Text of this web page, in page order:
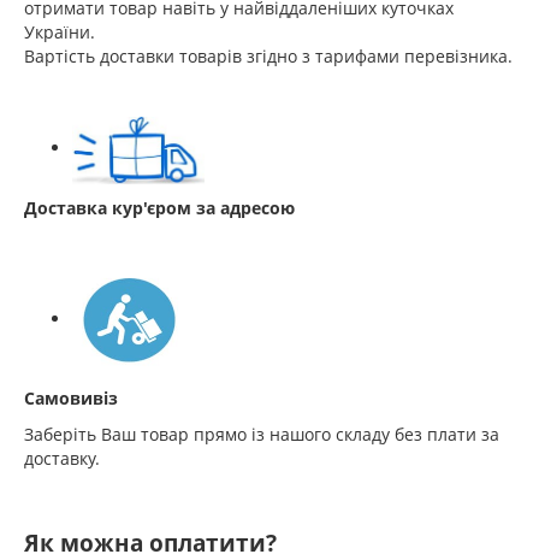
отримати товар навіть у найвіддаленіших куточках
України.
Вартість доставки товарів згідно з тарифами перевізника.
Доставка кур'єром за адресою
Самовивіз
Заберіть Ваш товар прямо із нашого складу без плати за
доставку.
Як можна оплатити?